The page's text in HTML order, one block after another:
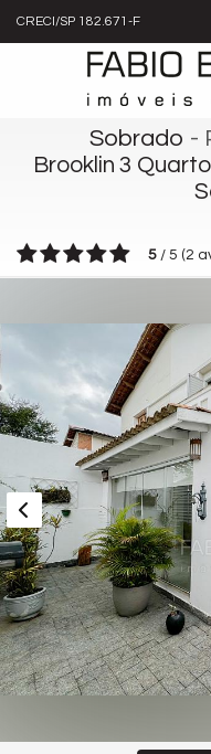
CRECI/SP 182.671-F
Sobrado -
Brooklin 3
5 / 5 (2